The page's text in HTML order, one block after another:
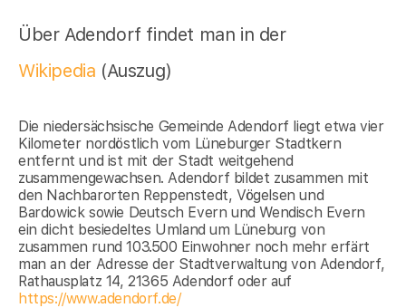
Über Adendorf findet man in der
Wikipedia (Auszug)
Die niedersächsische Gemeinde Adendorf liegt etwa vier
Kilometer nordöstlich vom Lüneburger Stadtkern
entfernt und ist mit der Stadt weitgehend
zusammengewachsen. Adendorf bildet zusammen mit
den Nachbarorten Reppenstedt, Vögelsen und
Bardowick sowie Deutsch Evern und Wendisch Evern
ein dicht besiedeltes Umland um Lüneburg von
zusammen rund 103.500 Einwohner noch mehr erfärt
man an der Adresse der Stadtverwaltung von Adendorf,
Rathausplatz 14, 21365 Adendorf oder auf
https://www.adendorf.de/